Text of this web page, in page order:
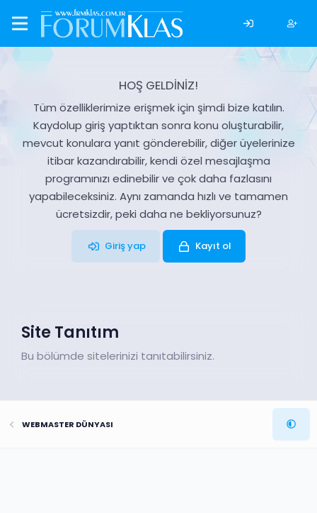
HOŞ GELDİNİZ!
Tüm özelliklerimize erişmek için şimdi bize katılın.
Kaydolup giriş yaptıktan sonra konu oluşturabilir,
mevcut konulara yanıt gönderebilir, diğer üyelerinize
itibar kazandırabilir, kendi özel mesajlaşma
programınızı edinebilir ve çok daha fazlasını
yapabileceksiniz. Aynı zamanda hızlı ve tamamen
ücretsizdir, peki daha ne bekliyorsunuz?
Giriş yap Kayıt ol
Site Tanıtım
Bu bölümde sitelerinizi tanıtabilirsiniz.
WEBMASTER DÜNYASI